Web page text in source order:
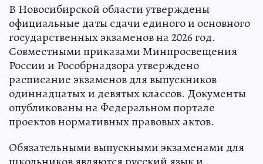
В Новосибирской области утверждены
официальные даты сдачи единого и основного
государственных экзаменов на 2026 год.
Совместными приказами Минпросвещения
России и Рособрнадзора утверждено
расписание экзаменов для выпускников
одиннадцатых и девятых классов. Документы
опубликованы на Федеральном портале
проектов нормативных правовых актов.
Обязательными выпускными экзаменами для